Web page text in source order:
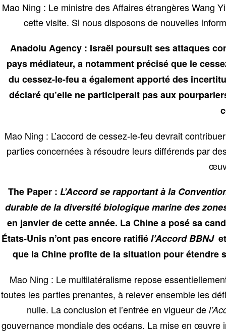
Mao Ning : Le ministre des Affaires étrangères Wang
cette visite. Si nous disposons de nouvelles
Anadolu Agency : Israël poursuit ses attaques
pays médiateur, a notamment précisé que le
du cessez-le-feu a également apporté des
déclaré qu’elle ne participerait pas aux
Mao Ning : L’accord de cessez-le-feu devrait
parties concernées à résoudre leurs différends par
The Paper : L’Accord se rapportant à la
durable de la diversité biologique marine des
en janvier de cette année. La Chine a posé sa
États-Unis n’ont pas encore ratifiél’Accord BBNJet
que la Chine profite de la situation pour étendre
Mao Ning : Le multilatéralisme repose
toutes les parties prenantes, à relever ensemble les
nulle. La conclusion et l’entrée en vigueur de
gouvernance mondiale des océans. La mise en œuvre